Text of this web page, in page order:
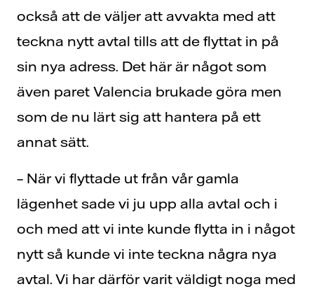
också att de väljer att avvakta med att
teckna nytt avtal tills att de flyttat in på
sin nya adress. Det här är något som
även paret Valencia brukade göra men
som de nu lärt sig att hantera på ett
annat sätt.
– När vi flyttade ut från vår gamla
lägenhet sade vi ju upp alla avtal och i
och med att vi inte kunde flytta in i något
nytt så kunde vi inte teckna några nya
avtal. Vi har därför varit väldigt noga med